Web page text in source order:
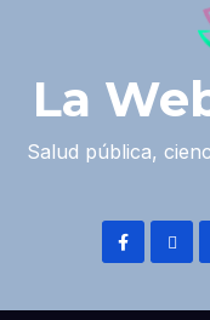
La
Salud pública,